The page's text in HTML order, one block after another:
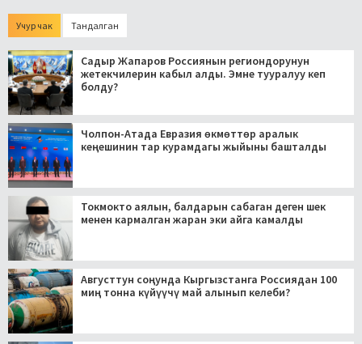
Учур чак Тандалган
Садыр Жапаров Россиянын региондорунун
жетекчилерин кабыл алды. Эмне тууралуу кеп
болду?
Чолпон-Атада Евразия өкмөттөр аралык
кеңешинин тар курамдагы жыйыны башталды
Токмокто аялын, балдарын сабаган деген шек
менен кармалган жаран эки айга камалды
Августтун соңунда Кыргызстанга Россиядан 100
миң тонна күйүүчү май алынып келеби?